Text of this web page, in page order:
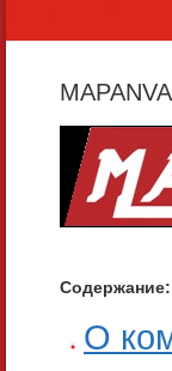
Содержание:
О